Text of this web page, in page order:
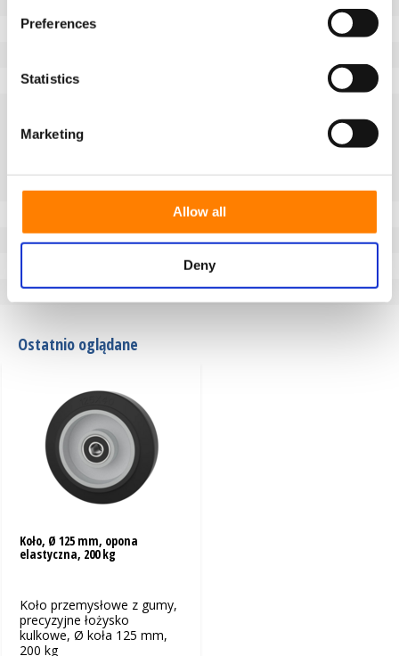
Preferences
Statistics
Marketing
Allow all
Deny
Otwór na oś-Ø (mm)
Twardość bieżnika
wulkanizowana opona
gumowa o właściwościach
oporach toczenia.
Koło
Temperatura
-20 / +80°C
100.11
Połączenie opona/obręcz
wulkanizowany
Ostatnio oglądane
Koło, Ø 125 mm, opona
elastyczna, 200 kg
Koło przemysłowe z gumy,
precyzyjne łożysko
kulkowe, Ø koła 125 mm,
200 kg